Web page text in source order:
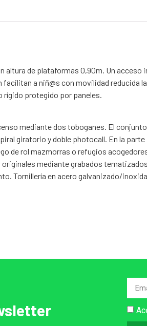
de plataformas 0,90m. Un
a niñ@s con movilidad reducida
rígido protegido por paneles.
mediante dos toboganes. El
giratorio y doble photocall. En la
de rol mazmorras o refugios
mediante grabados
Tornillería en acero galvanizado/